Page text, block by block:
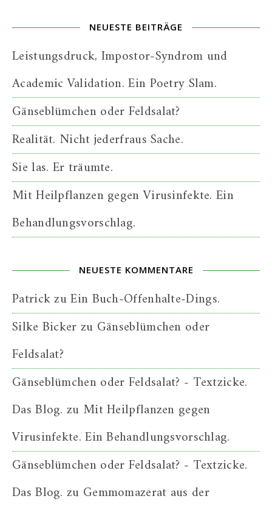
NEUESTE BEITRÄGE
Leistungsdruck, Impostor-Syndrom und
Academic Validation. Ein Poetry Slam.
Gänseblümchen oder Feldsalat?
Realität. Nicht jederfraus Sache.
Sie las. Er träumte.
Mit Heilpflanzen gegen Virusinfekte. Ein
Behandlungsvorschlag.
NEUESTE KOMMENTARE
PatrickzuEin Buch-Offenhalte-Dings.
Silke Bickerzu Gänseblümchen oder
Feldsalat?
Gänseblümchen oder Feldsalat? - Textzicke.
Das Blog. zu Mit Heilpflanzen gegen
Virusinfekte. Ein Behandlungsvorschlag.
Gänseblümchen oder Feldsalat? - Textzicke.
Das Blog. zu Gemmomazerat aus der